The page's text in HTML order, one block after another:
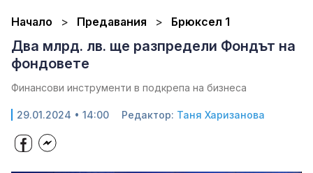
Начало Предавания Брюксел 1
Два млрд. лв. ще разпредели Фондът на
фондовете
Финансови инструменти в подкрепа на бизнеса
29.01.2024 • 14:00 Редактор: Таня Харизанова